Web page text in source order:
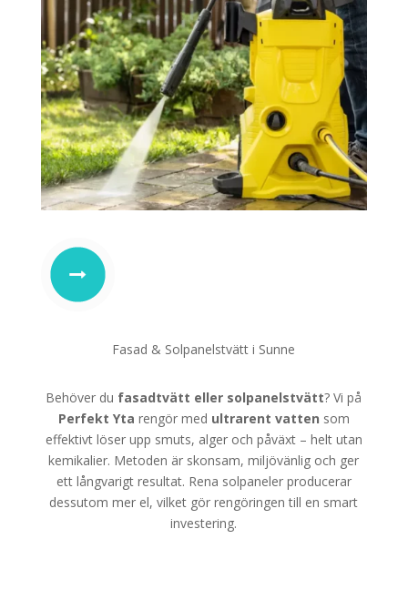
Fasad & Solpanelstvätt i Sunne
Behöver du fasadtvätt eller solpanelstvätt? Vi på
Perfekt Yta rengör med ultrarent vatten som
effektivt löser upp smuts, alger och påväxt – helt utan
kemikalier. Metoden är skonsam, miljövänlig och ger
ett långvarigt resultat. Rena solpaneler producerar
dessutom mer el, vilket gör rengöringen till en smart
investering.